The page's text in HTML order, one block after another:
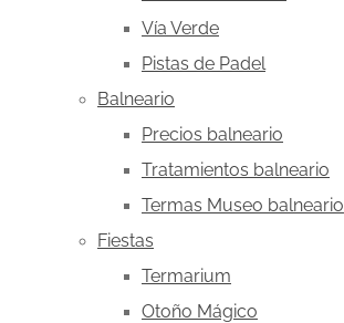
Vía Verde
Pistas de Padel
Balneario
Precios balneario
Tratamientos balneario
Termas Museo balneario
Fiestas
Termarium
Otoño Mágico